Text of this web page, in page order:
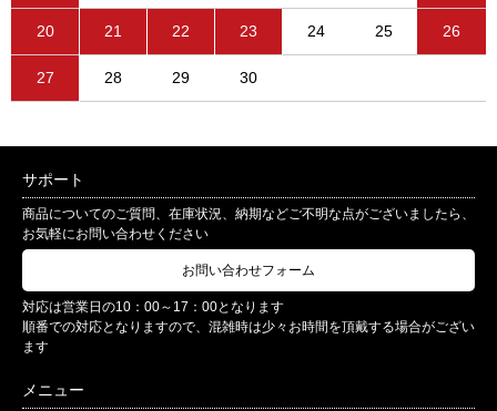
20 21 22 23 24 25 26
27 28 29 30
サポート
商品についてのご質問、在庫状況、納期などご不明な点がございましたら、
お気軽にお問い合わせください
お問い合わせフォーム
対応は営業日の10：00～17：00となります
順番での対応となりますので、混雑時は少々お時間を頂戴する場合がござい
ます